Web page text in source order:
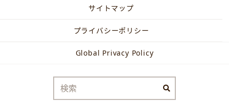
サイトマップ
プライバシーポリシー
Global Privacy Policy